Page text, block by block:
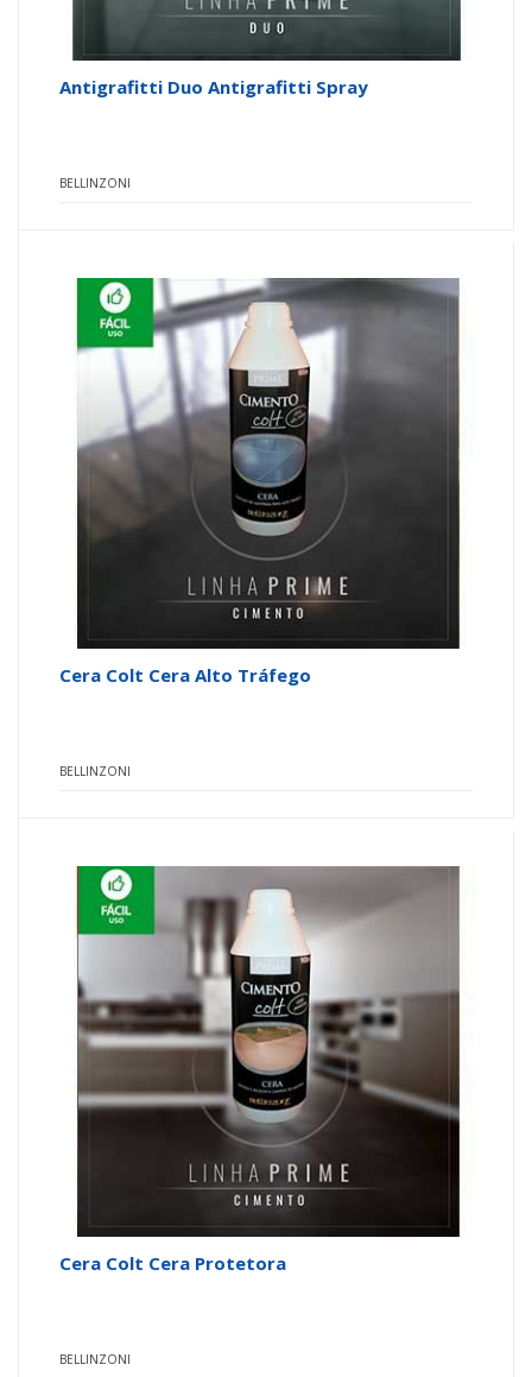
Antigrafitti Duo Antigrafitti Spray
BELLINZONI
Cera Colt Cera Alto Tráfego
BELLINZONI
Cera Colt Cera Protetora
BELLINZONI